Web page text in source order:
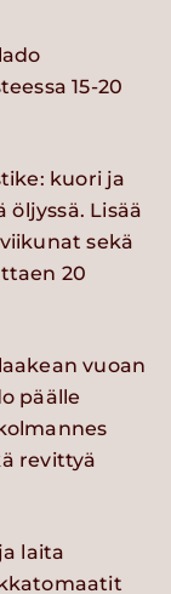
15-20
kuori ja
Lisää
sekä
20
vuoan
päälle
revittyä
laita